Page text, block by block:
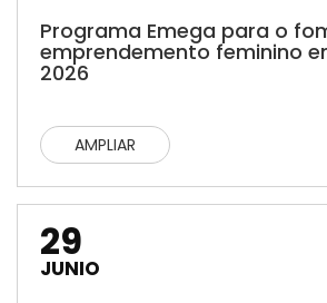
Programa Emega para o
emprendemento feminino
2026
AMPLIAR
29
JUNIO